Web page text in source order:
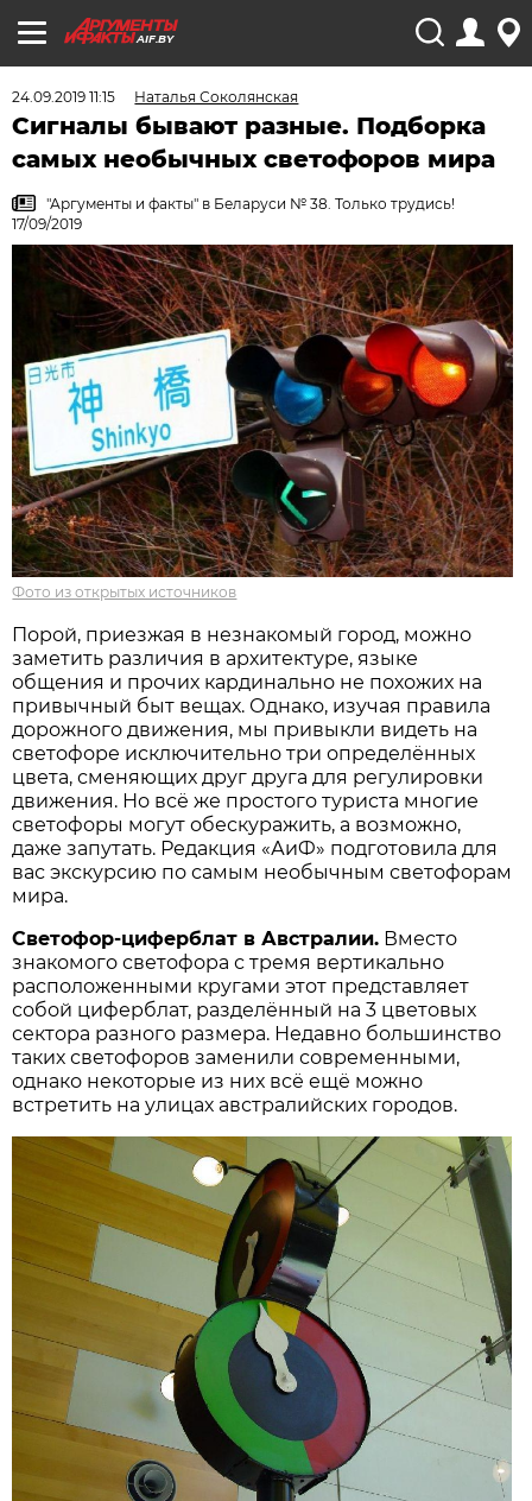
AIF.BY
24.09.2019 11:15 Наталья Соколянская
Сигналы бывают разные. Подборка
самых необычных светофоров мира
"Аргументы и факты" в Беларуси № 38. Только трудись!
17/09/2019
Фото из открытых источников
Порой, приезжая в незнакомый город, можно
заметить различия в архитектуре, языке
общения и прочих кардинально не похожих на
привычный быт вещах. Однако, изучая правила
дорожного движения, мы привыкли видеть на
светофоре исключительно три определённых
цвета, сменяющих друг друга для регулировки
движения. Но всё же простого туриста многие
светофоры могут обескуражить, а возможно,
даже запутать. Редакция «АиФ» подготовила для
вас экскурсию по самым необычным светофорам
мира.
Светофор-циферблат в Австралии. Вместо
знакомого светофора с тремя вертикально
расположенными кругами этот представляет
собой циферблат, разделённый на 3 цветовых
сектора разного размера. Недавно большинство
таких светофоров заменили современными,
однако некоторые из них всё ещё можно
встретить на улицах австралийских городов.